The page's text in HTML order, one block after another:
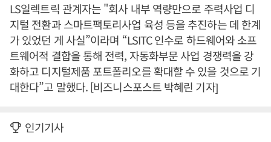
LS일렉트릭 관계자는 "회사 내부 역량만으로 주력사업 디
지털 전환과 스마트팩토리사업 육성 등을 추진하는 데 한계
가 있었던 게 사실”이라며 “LSITC 인수로 하드웨어와 소프
트웨어적 결합을 통해 전력, 자동화부문 사업 경쟁력을 강
화하고 디지털제품 포트폴리오를 확대할 수 있을 것으로 기
대한다”고 말했다. [비즈니스포스트 박혜린 기자]
인기기사